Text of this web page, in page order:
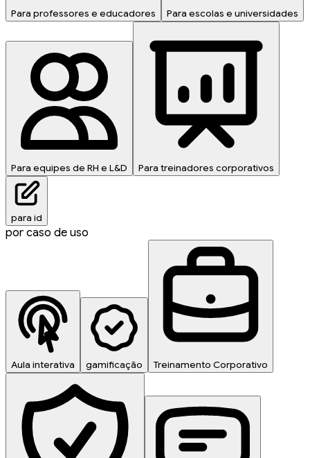
Para professores e educadores Para escolas e universidades
Para equipes de RH e L&D Para treinadores corporativos
para id
por caso de uso
Aula interativa gamificação Treinamento Corporativo